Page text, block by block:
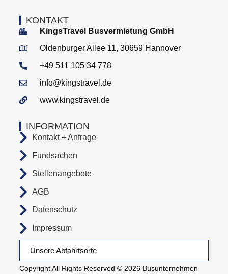
Copyright All Rights Reserved © 2026 Busunternehmen
Unsere Abfahrtsorte
INFORMATION
Kontakt + Anfrage
Fundsachen
Stellenangebote
AGB
Datenschutz
Impressum
KONTAKT
KingsTravel Busvermietung GmbH
Oldenburger Allee 11, 30659 Hannover
+49 511 105 34 778
info@kingstravel.de
www.kingstravel.de